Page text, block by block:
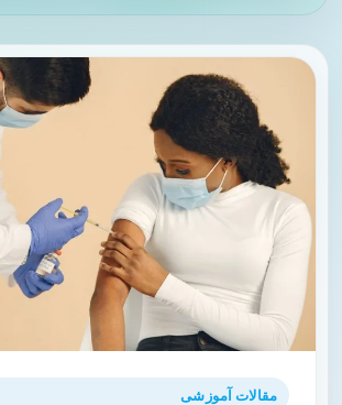
مقالات آموزشی